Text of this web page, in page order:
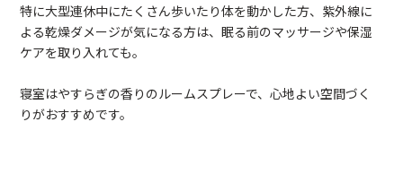
特に大型連休中にたくさん歩いたり体を動かした方、紫外線に
よる乾燥ダメージが気になる方は、眠る前のマッサージや保湿
ケアを取り入れても。
寝室はやすらぎの香りのルームスプレーで、心地よい空間づく
りがおすすめです。